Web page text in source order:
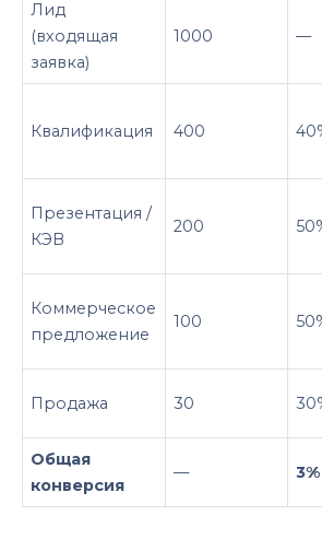
Лид
(входящая
заявка)
1000 —
Квалификация 400
Презентация /
КЭВ
200
Коммерческое
предложение
100
Продажа 30
Общая
конверсия
— 3%